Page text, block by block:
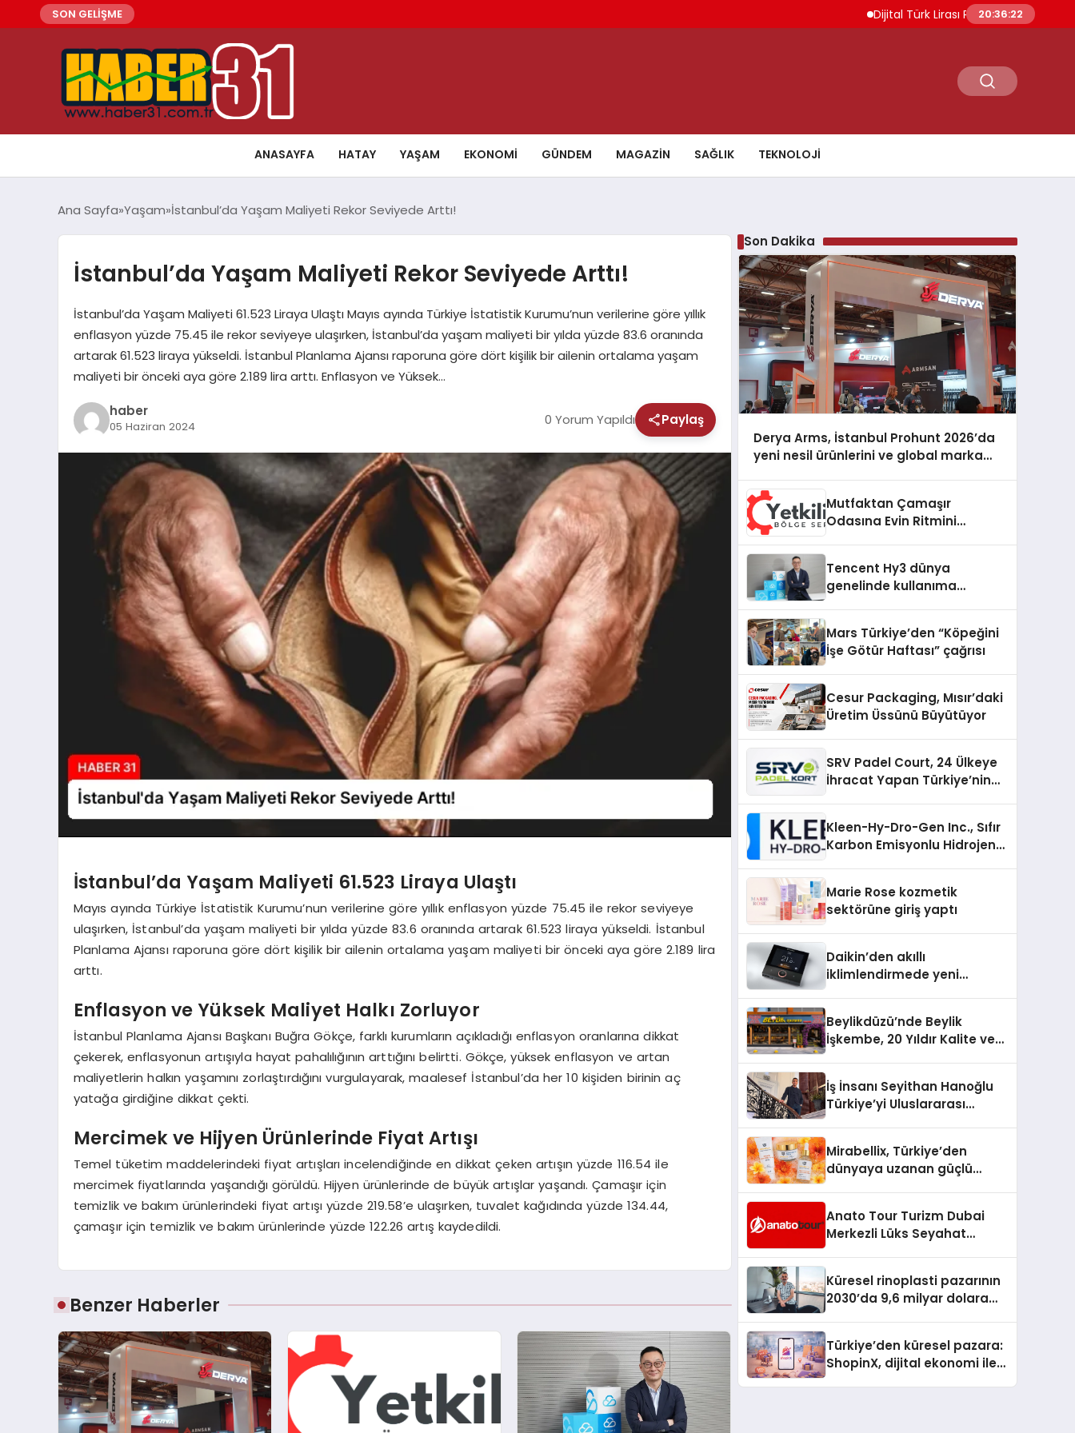
SON GELİŞME Dijital Türk Lirası Projesi Başvuru
20:36:23
ANASAYFA HATAY YAŞAM EKONOMI GÜNDEM MAGAZIN SAĞLIK TEKNOLOJI
Ana Sayfa Yaşam İstanbul’da Yaşam Maliyeti Rekor Seviyede Arttı!
İstanbul’da Yaşam Maliyeti Rekor Seviyede Arttı!
İstanbul’da Yaşam Maliyeti 61.523 Liraya Ulaştı Mayıs ayında Türkiye İstatistik Kurumu’nun verilerine göre yıllık
enflasyon yüzde 75.45 ile rekor seviyeye ulaşırken, İstanbul’da yaşam maliyeti bir yılda yüzde 83.6 oranında
artarak 61.523 liraya yükseldi. İstanbul Planlama Ajansı raporuna göre dört kişilik bir ailenin ortalama yaşam
maliyeti bir önceki aya göre 2.189 lira arttı. Enflasyon ve Yüksek…
haber
05 Haziran 2024 0 Yorum Yapıldı Paylaş
İstanbul’da Yaşam Maliyeti 61.523 Liraya Ulaştı
Mayıs ayında Türkiye İstatistik Kurumu’nun verilerine göre yıllık enflasyon yüzde 75.45 ile rekor seviyeye
ulaşırken, İstanbul’da yaşam maliyeti bir yılda yüzde 83.6 oranında artarak 61.523 liraya yükseldi. İstanbul
Planlama Ajansı raporuna göre dört kişilik bir ailenin ortalama yaşam maliyeti bir önceki aya göre 2.189 lira
arttı.
Enflasyon ve Yüksek Maliyet Halkı Zorluyor
İstanbul Planlama Ajansı Başkanı Buğra Gökçe, farklı kurumların açıkladığı enflasyon oranlarına dikkat
çekerek, enflasyonun artışıyla hayat pahalılığının arttığını belirtti. Gökçe, yüksek enflasyon ve artan
maliyetlerin halkın yaşamını zorlaştırdığını vurgulayarak, maalesef İstanbul’da her 10 kişiden birinin aç
yatağa girdiğine dikkat çekti.
Mercimek ve Hijyen Ürünlerinde Fiyat Artışı
Temel tüketim maddelerindeki fiyat artışları incelendiğinde en dikkat çeken artışın yüzde 116.54 ile
mercimek fiyatlarında yaşandığı görüldü. Hijyen ürünlerinde de büyük artışlar yaşandı. Çamaşır için
temizlik ve bakım ürünlerindeki fiyat artışı yüzde 219.58’e ulaşırken, tuvalet kağıdında yüzde 134.44,
çamaşır için temizlik ve bakım ürünlerinde yüzde 122.26 artış kaydedildi.
Benzer Haberler
Son Dakika
Derya Arms, İstanbul Prohunt 2026’da
yeni nesil ürünlerini ve global marka
Mutfaktan Çamaşır
Odasına Evin Ritmini
Destek Deneyimi
Tencent Hy3 dünya
genelinde kullanıma
Mars Türkiye’den “Köpeğini
İşe Götür Haftası” çağrısı
Cesur Packaging, Mısır’daki
Üretim Üssünü Büyütüyor
SRV Padel Court, 24 Ülkeye
İhracat Yapan Türkiye’nin
Kleen-Hy-Dro-Gen Inc., Sıfır
Karbon Emisyonlu Hidrojen
Aldı
Marie Rose kozmetik
sektörüne giriş yaptı
Daikin’den akıllı
iklimlendirmede yeni
Beylikdüzü’nde Beylik
İşkembe, 20 Yıldır Kalite ve
İş İnsanı Seyithan Hanoğlu
Türkiye’yi Uluslararası
Mirabellix, Türkiye’den
dünyaya uzanan güçlü
Anato Tour Turizm Dubai
Merkezli Lüks Seyahat
Küresel rinoplasti pazarının
2030’da 9,6 milyar dolara
Türkiye’den küresel pazara:
ShopinX, dijital ekonomi ile